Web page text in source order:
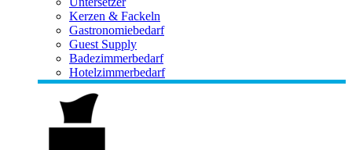
Kerzen & Fackeln
Gastronomiebedarf
Guest Supply
Badezimmerbedarf
Hotelzimmerbedarf